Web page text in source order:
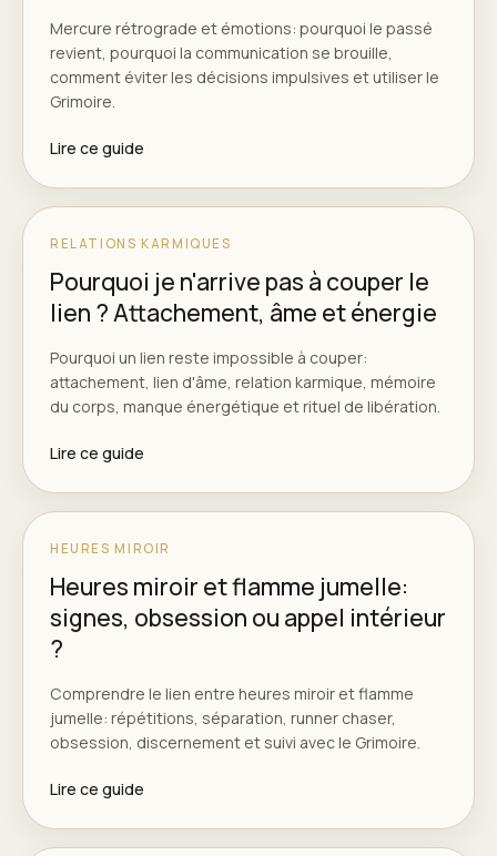
Mercure rétrograde et émotions: pourquoi le passé
revient, pourquoi la communication se brouille,
comment éviter les décisions impulsives et utiliser le
Grimoire.
Lire ce guide
RELATIONS KARMIQUES
Pourquoi je n'arrive pas à couper le
lien ? Attachement, âme et énergie
Pourquoi un lien reste impossible à couper:
attachement, lien d'âme, relation karmique, mémoire
du corps, manque énergétique et rituel de libération.
Lire ce guide
HEURES MIROIR
Heures miroir et flamme jumelle:
signes, obsession ou appel intérieur
?
Comprendre le lien entre heures miroir et flamme
jumelle: répétitions, séparation, runner chaser,
obsession, discernement et suivi avec le Grimoire.
Lire ce guide